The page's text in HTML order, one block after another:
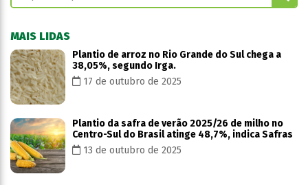
MAIS LIDAS
Plantio de arroz no Rio Grande do Sul chega a
38,05%, segundo Irga.
17 de outubro de 2025
Plantio da safra de verão 2025/26 de milho no
Centro-Sul do Brasil atinge 48,7%, indica Safras
13 de outubro de 2025